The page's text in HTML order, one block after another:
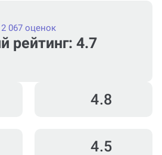
рейтинг: 4.7
2 067 оценок
4.8
4.5